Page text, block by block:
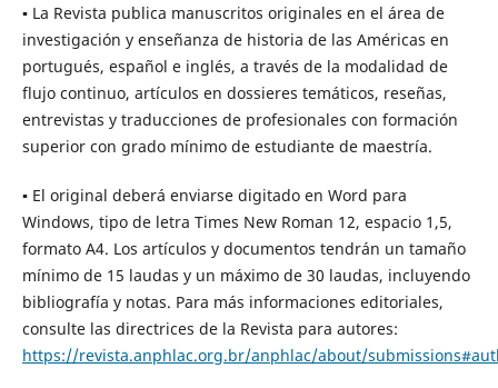
▪ La Revista publica manuscritos originales en el área de
investigación y enseñanza de historia de las Américas en
portugués, español e inglés, a través de la modalidad de
flujo continuo, artículos en dossieres temáticos, reseñas,
entrevistas y traducciones de profesionales con formación
superior con grado mínimo de estudiante de maestría.
▪ El original deberá enviarse digitado en Word para
Windows, tipo de letra Times New Roman 12, espacio 1,5,
formato A4. Los artículos y documentos tendrán un tamaño
mínimo de 15 laudas y un máximo de 30 laudas, incluyendo
bibliografía y notas. Para más informaciones editoriales,
consulte las directrices de la Revista para autores:
https://revista.anphlac.org.br/anphlac/about/